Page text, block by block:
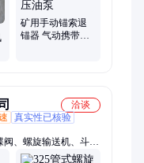
矿用手动锚索退
锚器 气动携带方
洽谈
真实性已核验
、螺旋输送机、斗式
料机、无轴螺旋输送